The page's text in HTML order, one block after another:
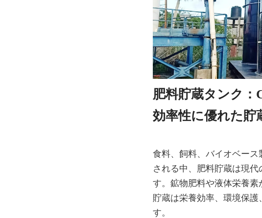
肥料貯蔵タンク：
効率性に優れた貯
食料、飼料、バイオベー
される中、肥料貯蔵は現
す。鉱物肥料や液体栄養
貯蔵は栄養効率、環境保
す。